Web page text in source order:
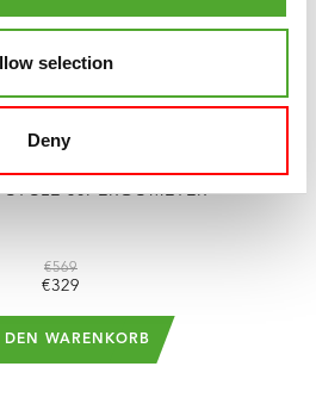
selection
Deny
50I ERGOMETER
€569
€329
DEN WARENKORB